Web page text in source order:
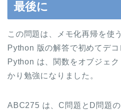
最後に
この問題は、メモ化再帰を使
Python 版の解答で初めてデコ
Python は、関数をオブジェ
かり勉強になりました。
ABC275 は、C問題とD問題